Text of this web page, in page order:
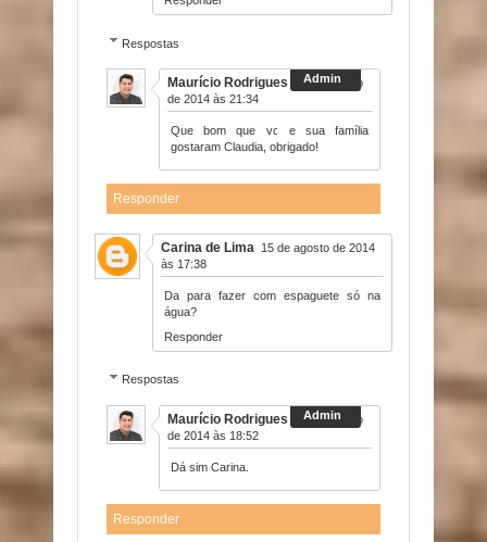
Respostas
Maurício Rodrigues
14 de agosto
de 2014 às 21:34
Que bom que vc e sua família
gostaram Claudia, obrigado!
Responder
Carina de Lima 15 de agosto de 2014
às 17:38
Da para fazer com espaguete só na
água?
Responder
Respostas
Maurício Rodrigues
15 de agosto
de 2014 às 18:52
Dá sim Carina.
Responder